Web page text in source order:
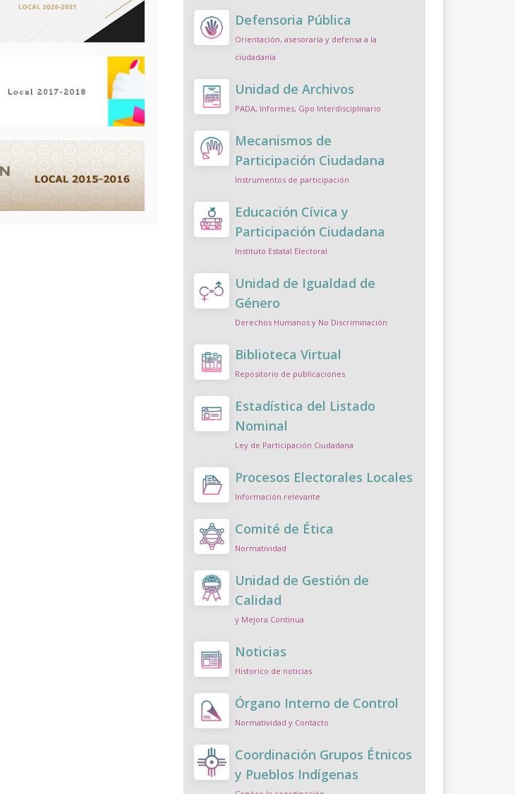
Defensoria Pública
Orientación, asesoraría y defensa a la
ciudadanía
Unidad de Archivos
PADA, Informes, Gpo Interdisciplinario
Mecanismos de
Participación Ciudadana
Instrumentos de participación
Educación Cívica y
Participación Ciudadana
Instituto Estatal Electoral
Unidad de Igualdad de
Género
Derechos Humanos y No Discriminación
Biblioteca Virtual
Repositorio de publicaciones
Estadística del Listado
Nominal
Ley de Participación Ciudadana
Procesos Electorales Locales
Información relevante
Comité de Ética
Normatividad
Unidad de Gestión de
Calidad
y Mejora Continua
Noticias
Historico de noticias
Órgano Interno de Control
Normatividad y Contacto
Coordinación Grupos Étnicos
y Pueblos Indígenas